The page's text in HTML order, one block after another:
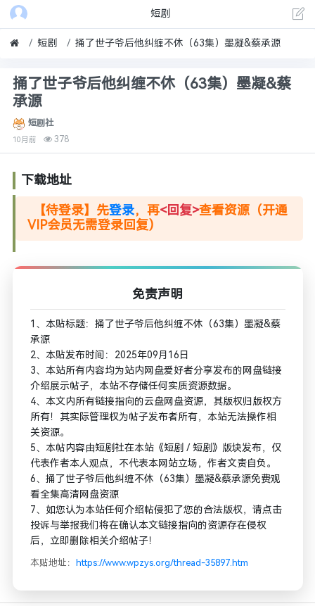
短剧
短剧 捅了世子爷后他纠缠不休（63集）墨凝&蔡承源
捅了世子爷后他纠缠不休（63集）墨凝&蔡
承源
短剧社
10月前 378
下载地址
【待登录】先登录，再<回复>查看资源（开通
VIP会员无需登录回复）
免责声明
1、本贴标题：捅了世子爷后他纠缠不休（63集）墨凝&蔡
承源
2、本贴发布时间：2025年09月16日
3、本站所有内容均为站内网盘爱好者分享发布的网盘链接
介绍展示帖子，本站不存储任何实质资源数据。
4、本文内所有链接指向的云盘网盘资源，其版权归版权方
所有！其实际管理权为帖子发布者所有，本站无法操作相
关资源。
5、本帖内容由短剧社在本站《短剧 / 短剧》版块发布，仅
代表作者本人观点，不代表本网站立场，作者文责自负。
6、捅了世子爷后他纠缠不休（63集）墨凝&蔡承源免费观
看全集高清网盘资源
7、如您认为本站任何介绍帖侵犯了您的合法版权，请点击
投诉与举报我们将在确认本文链接指向的资源存在侵权
后，立即删除相关介绍帖子！
本贴地址： https://www.wpzys.org/thread-35897.htm